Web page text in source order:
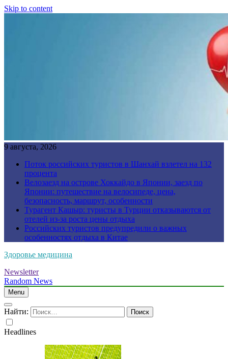
Skip to content
9 августа, 2026
Поток российских туристов в Шанхай взлетел на 132
процента
Велозаезд на острове Хоккайдо в Японии, заезд по
Японии: путешествие на велосипеде, цена,
безопасность, маршрут, особенности
Турагент Кашыр: туристы в Турции отказываются от
отелей из-за роста цены отдыха
Российских туристов предупредили о важных
особенностях отдыха в Китае
Здоровье медицина
Newsletter
Random News
Menu
Найти:
Headlines